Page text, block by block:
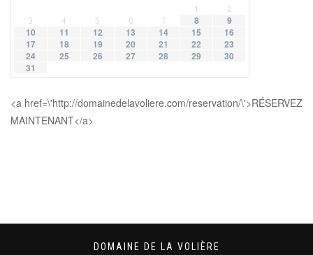
1
2
3
4 5 6 7 8
9
10
11 12 13 14 15
16
17
18 19 20 21 22
23
24
25 26 27 28 29
30
31
<a href=\'http://domainedelavoliere.com/reservation/\'>RÉSERVEZ
MAINTENANT</a>
DOMAINE DE LA VOLIÈRE